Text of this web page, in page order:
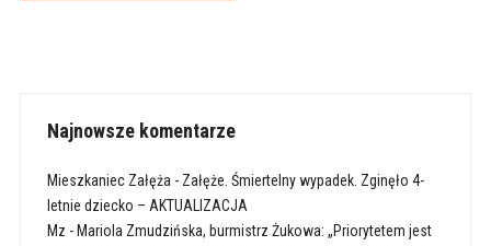
Najnowsze komentarze
Mieszkaniec Załęża - Załęże. Śmiertelny wypadek. Zginęło 4-
letnie dziecko – AKTUALIZACJA
Mz - Mariola Zmudzińska, burmistrz Żukowa: „Priorytetem jest